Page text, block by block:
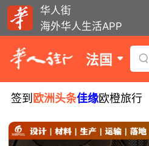
华人街
海外华人生活APP
法国
签到 欧洲头条佳缘欧橙旅行